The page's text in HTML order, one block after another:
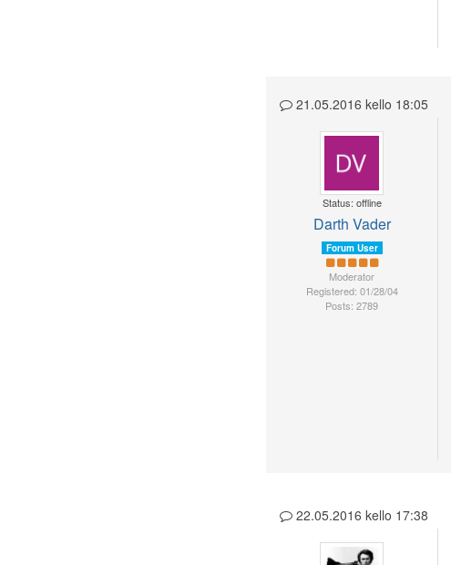
21.05.2016 kello 18:05
Status: offline
Darth Vader
Forum User
Moderator
Registered: 01/28/04
Posts: 2789
22.05.2016 kello 17:38